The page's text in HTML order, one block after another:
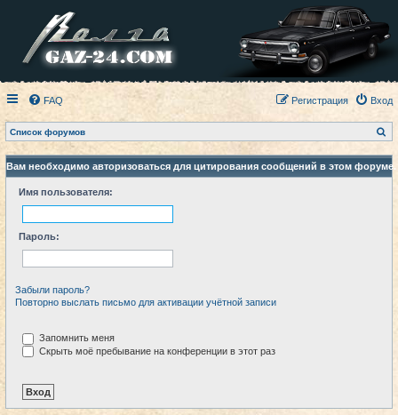
FAQ Вход
Регистрация
Список форумов
о
с
к
Вам необходимо авторизоваться для цитирования сообщений в этом форуме.
Имя пользователя:
Пароль:
Забыли пароль?
Повторно выслать письмо для активации учётной записи
Запомнить меня
Скрыть моё пребывание на конференции в этот раз